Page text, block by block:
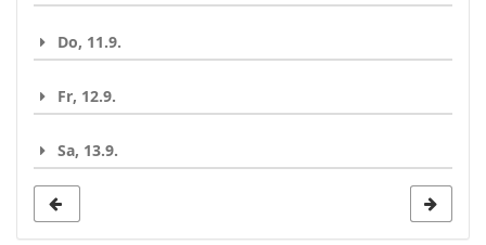
Do, 11.9.
Fr, 12.9.
Sa, 13.9.